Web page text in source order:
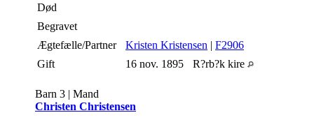
Død
Begravet
Ægtefælle/Partner
Kristen Kristensen | F2906
Gift
16 nov. 1895 R?rb?k kire
Barn 3 | Mand
Christen Christensen